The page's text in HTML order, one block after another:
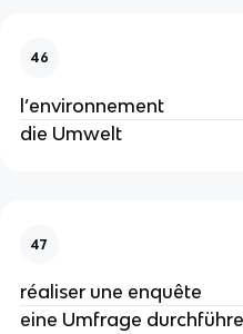
46
l’environnement
die Umwelt
47
réaliser une enquête
eine Umfrage